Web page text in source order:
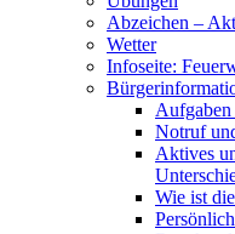
Abzeichen –
Wetter
Infoseite:
Notruf
Aktives
Wie ist